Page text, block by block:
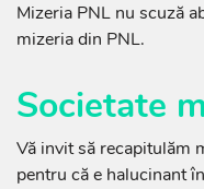
Mizeria PNL nu scuză
mizeria din PNL.
Societate
Vă invit să recapitulăm
pentru că e halucinant